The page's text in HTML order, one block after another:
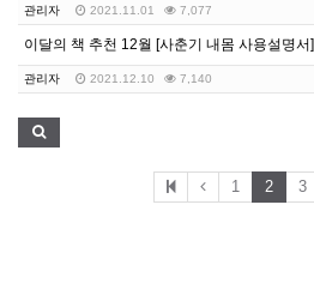
관리자 2021.11.01 7,077
이달의 책 추천 12월 [사춘기 내몸 사용설명서]
관리자 2021.12.10 7,140
1 2 3